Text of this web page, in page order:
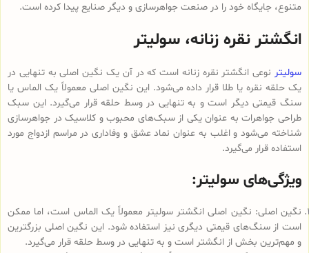
متنوع، جایگاه خود را در صنعت جواهرسازی و دیگر صنایع پیدا کرده است.
انگشتر نقره زنانه، سولیتر
سولیتر نوعی انگشتر نقره زنانه است که در آن یک نگین اصلی به تنهایی در
یک حلقه نقره یا طلا قرار داده می‌شود. این نگین اصلی معمولاً یک الماس یا
سنگ قیمتی دیگر است و به تنهایی در وسط حلقه قرار می‌گیرد. این سبک
طراحی جواهرات به عنوان یکی از سبک‌های محبوب و کلاسیک در جواهرسازی
شناخته می‌شود و اغلب به عنوان نماد عشق و وفاداری در مراسم ازدواج مورد
استفاده قرار می‌گیرد.
ویژگی‌های سولیتر:
نگین اصلی: نگین اصلی انگشتر سولیتر معمولاً یک الماس است، اما ممکن
است از سنگ‌های قیمتی دیگری نیز استفاده شود. این نگین اصلی بزرگترین
و مهم‌ترین بخش از انگشتر است و به تنهایی در وسط حلقه قرار می‌گیرد.